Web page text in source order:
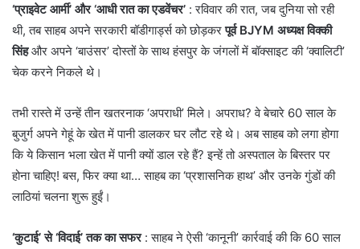
‘प्राइवेट आर्मी’ और ‘आधी रात का एडवेंचर’ : रविवार की रात, जब दुनिया सो रही
थी, तब साहब अपने सरकारी बॉडीगार्ड्स को छोड़करपूर्व BJYM अध्यक्ष विक्की
सिंहऔर अपने ‘बाउंसर’ दोस्तों के साथ हंसपुर के जंगलों में बॉक्साइट की ‘क्वालिटी’
चेक करने निकले थे।
​तभी रास्ते में उन्हें तीन खतरनाक ‘अपराधी’ मिले। अपराध? वे बेचारे 60 साल के
बुजुर्ग अपने गेहूं के खेत में पानी डालकर घर लौट रहे थे। अब साहब को लगा होगा
कि ये किसान भला खेत में पानी क्यों डाल रहे हैं? इन्हें तो अस्पताल के बिस्तर पर
होना चाहिए! बस, फिर क्या था… साहब का ‘प्रशासनिक हाथ’ और उनके गुंडों की
लाठियां चलना शुरू हुईं।
‘कुटाई’ से ‘विदाई’ तक का सफर: ​साहब ने ऐसी ‘कानूनी’ कार्रवाई की कि 60 साल